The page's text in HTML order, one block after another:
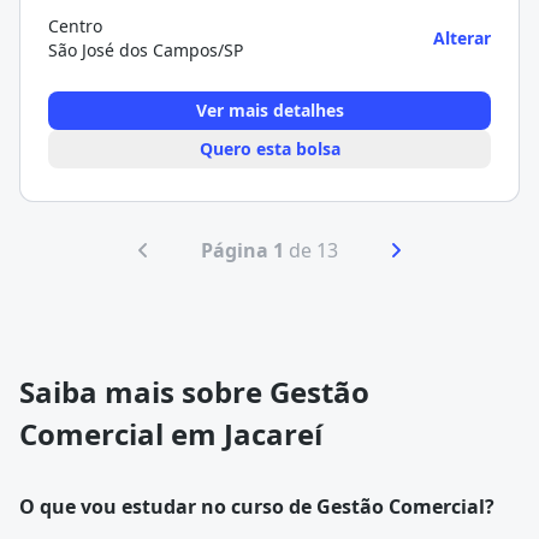
Centro
São José dos Campos/SP
Alterar
Ver mais detalhes
Quero esta bolsa
Página 1 de 13
Saiba mais sobre Gestão
Comercial em Jacareí
O que vou estudar no curso de Gestão Comercial?